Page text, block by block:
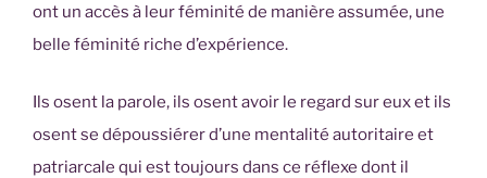
ont un accès à leur féminité de manière assumée, une
belle féminité riche d’expérience.
Ils osent la parole, ils osent avoir le regard sur eux et ils
osent se dépoussiérer d’une mentalité autoritaire et
patriarcale qui est toujours dans ce réflexe dont il